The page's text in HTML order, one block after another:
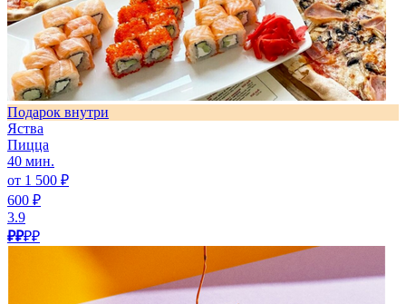
Подарок внутри
Яства
Пицца
40 мин.
от 1 500 ₽
600 ₽
3.9
₽₽₽₽